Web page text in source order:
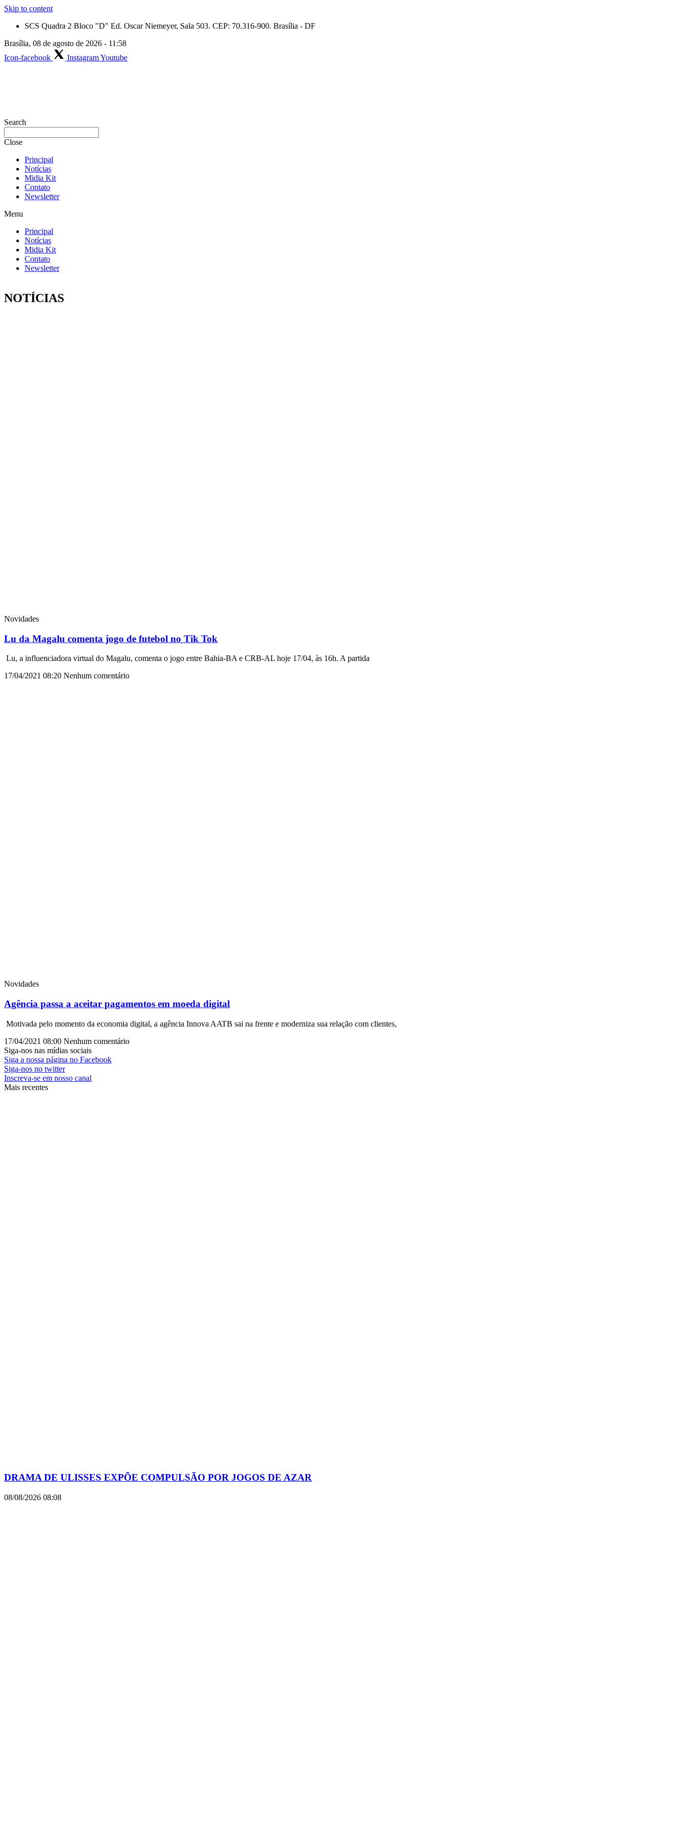
Skip to content
SCS Quadra 2 Bloco "D" Ed. Oscar Niemeyer, Sala 503. CEP: 70.316-900. Brasília - DF
Brasília, 08 de agosto de 2026 - 11:58
Icon-facebook
InstagramYoutube
Search
Close
Principal
Notícias
Midia Kit
Contato
Newsletter
Menu
Principal
Notícias
Midia Kit
Contato
Newsletter
NOTÍCIAS
Novidades
Lu da Magalu comenta jogo de futebol no Tik Tok
Lu, a influenciadora virtual do Magalu, comenta o jogo entre Bahia-BA e CRB-AL hoje 17/04, às 16h. A partida
17/04/2021 08:20 Nenhum comentário
Novidades
Agência passa a aceitar pagamentos em moeda digital
Motivada pelo momento da economia digital, a agência Innova AATB sai na frente e moderniza sua relação com clientes,
17/04/2021 08:00 Nenhum comentário
Siga-nos nas mídias sociais
Siga a nossa página no Facebook
Siga-nos no twitter
Inscreva-se em nosso canal
Mais recentes
DRAMA DE ULISSES EXPÕE COMPULSÃO POR JOGOS DE AZAR
08/08/2026 08:08